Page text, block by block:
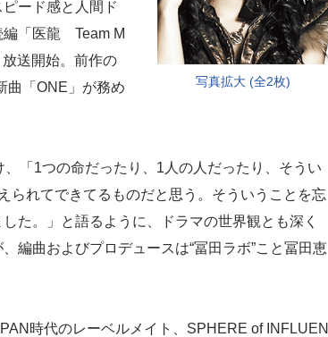
写真拡大 (全2枚)
ード感と人間ド
編「医龍 Team M
送開始。前作の
曲「ONE」が務め
「1つの命だったり、1人の人だったり、そうい
られてできてるものだと思う。そういうことを忘
た。」と語るように、ドラマの世界観とも深く
編曲およびプロデュースは“冨田ラボ”こと冨田恵
時代のレーベルメイト、SPHERE of INFLUEN